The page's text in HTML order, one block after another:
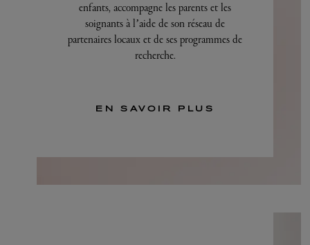
enfants, accompagne les parents et les
soignants à l’aide de son réseau de
partenaires locaux et de ses programmes de
recherche.
EN SAVOIR PLUS